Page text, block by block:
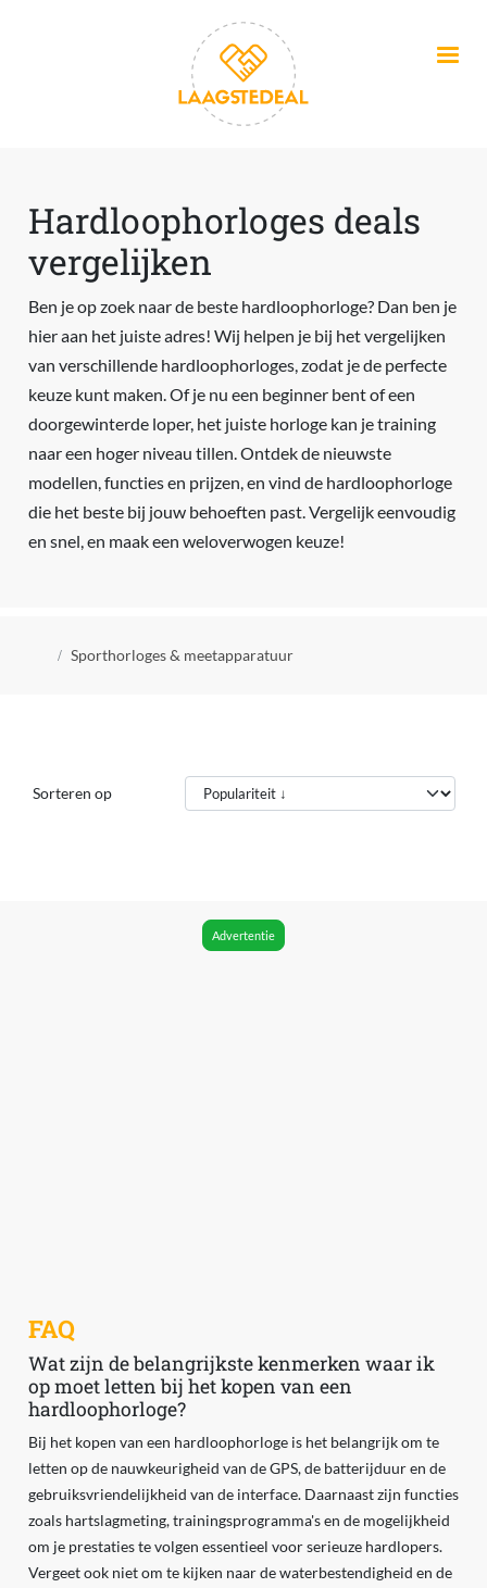
Hardloophorloges deals
vergelijken
Ben je op zoek naar de beste hardloophorloge? Dan ben je
hier aan het juiste adres! Wij helpen je bij het vergelijken
van verschillende hardloophorloges, zodat je de perfecte
keuze kunt maken. Of je nu een beginner bent of een
doorgewinterde loper, het juiste horloge kan je training
naar een hoger niveau tillen. Ontdek de nieuwste
modellen, functies en prijzen, en vind de hardloophorloge
die het beste bij jouw behoeften past. Vergelijk eenvoudig
en snel, en maak een weloverwogen keuze!
Kruimelpad
Sporthorloges & meetapparatuur
Sorteren op
Advertentie
FAQ
Wat zijn de belangrijkste kenmerken waar ik
op moet letten bij het kopen van een
hardloophorloge?
Bij het kopen van een hardloophorloge is het belangrijk om te
letten op de nauwkeurigheid van de GPS, de batterijduur en de
gebruiksvriendelijkheid van de interface. Daarnaast zijn functies
zoals hartslagmeting, trainingsprogramma's en de mogelijkheid
om je prestaties te volgen essentieel voor serieuze hardlopers.
Vergeet ook niet om te kijken naar de waterbestendigheid en de